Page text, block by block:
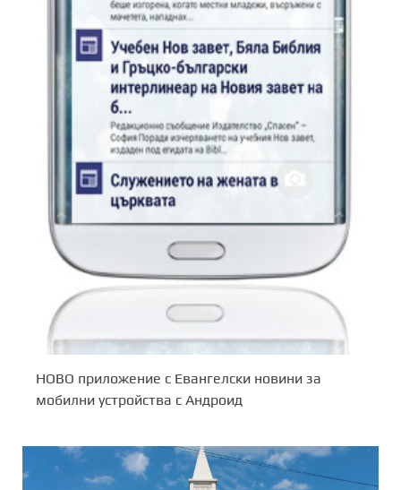
НОВО приложение с Евангелски новини за
мобилни устройства с Андроид